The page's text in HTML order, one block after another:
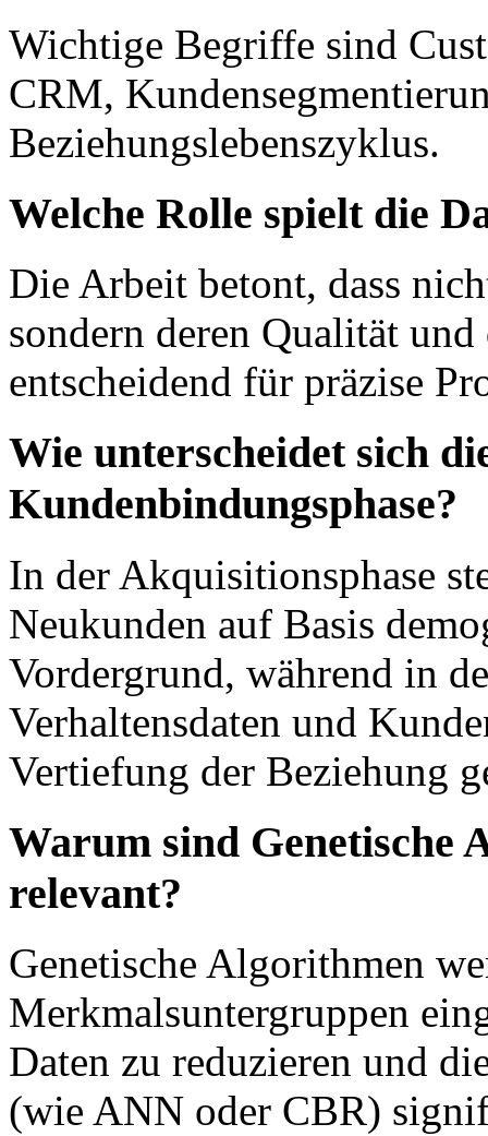
Wichtige Begriffe sind
CRM,
Beziehungslebenszyklus.
Welche Rolle spielt die
Die Arbeit betont, dass
sondern deren Qualität
entscheidend für präzise
Wie unterscheidet sich
Kundenbindungsphase?
In der Akquisitionsphase
Neukunden auf Basis
Vordergrund, während in
Verhaltensdaten und
Vertiefung der Beziehung
Warum sind Genetische
relevant?
Genetische Algorithmen
Merkmalsuntergruppen
Daten zu reduzieren und
(wie ANN oder CBR)